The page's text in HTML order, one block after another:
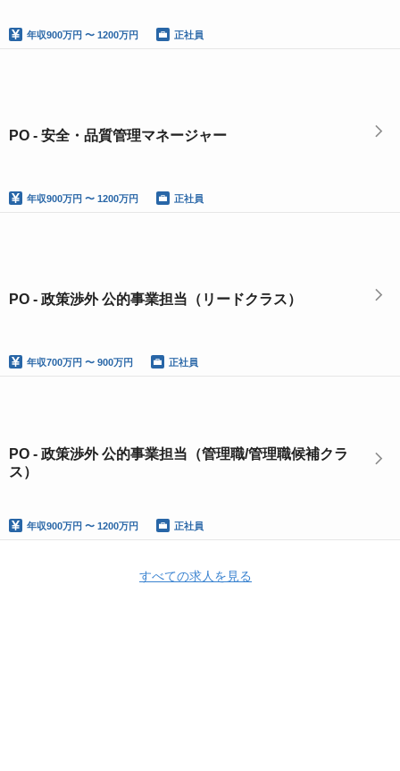
年収900万円 〜 1200万円 正社員
PO - 安全・品質管理マネージャー
年収900万円 〜 1200万円 正社員
PO - 政策渉外 公的事業担当（リードクラス）
年収700万円 〜 900万円 正社員
PO - 政策渉外 公的事業担当（管理職/管理職候補クラ
ス）
年収900万円 〜 1200万円 正社員
すべての求人を見る